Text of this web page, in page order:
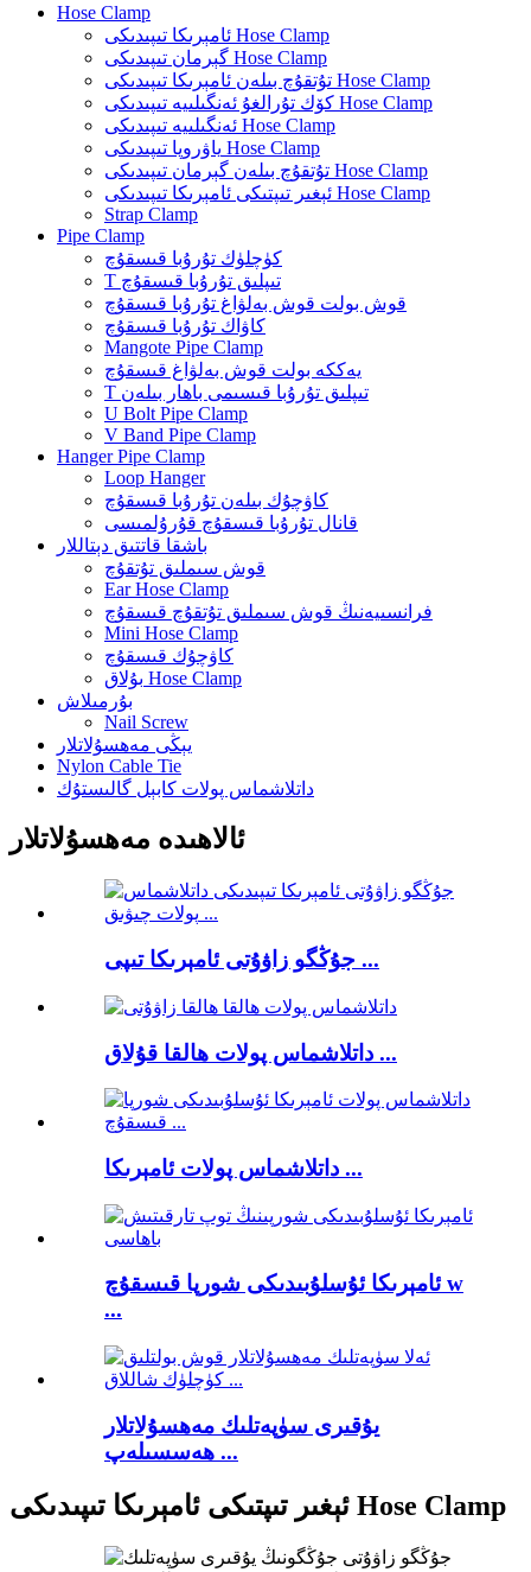
Hose Clamp
ئامېرىكا تىپىدىكى Hose Clamp
گېرمان تىپىدىكى Hose Clamp
تۇتقۇچ بىلەن ئامېرىكا تىپىدىكى Hose Clamp
كۆك تۇرالغۇ ئەنگىلىيە تىپىدىكى Hose Clamp
ئەنگىلىيە تىپىدىكى Hose Clamp
ياۋروپا تىپىدىكى Hose Clamp
تۇتقۇچ بىلەن گېرمان تىپىدىكى Hose Clamp
ئېغىر تىپتىكى ئامېرىكا تىپىدىكى Hose Clamp
Strap Clamp
Pipe Clamp
كۈچلۈك تۇرۇبا قىسقۇچ
T تىپلىق تۇرۇبا قىسقۇچ
قوش بولت قوش بەلۋاغ تۇرۇبا قىسقۇچ
كاۋاك تۇرۇبا قىسقۇچ
Mangote Pipe Clamp
يەككە بولت قوش بەلۋاغ قىسقۇچ
T تىپلىق تۇرۇبا قىسىمى باھار بىلەن
U Bolt Pipe Clamp
V Band Pipe Clamp
Hanger Pipe Clamp
Loop Hanger
كاۋچۇك بىلەن تۇرۇبا قىسقۇچ
قانال تۇرۇبا قىسقۇچ قۇرۇلمىسى
باشقا قاتتىق دېتاللار
قوش سىملىق تۇتقۇچ
Ear Hose Clamp
فرانسىيەنىڭ قوش سىملىق تۇتقۇچ قىسقۇچ
Mini Hose Clamp
كاۋچۇك قىسقۇچ
بۇلاق Hose Clamp
بۇرمىلاش
Nail Screw
يېڭى مەھسۇلاتلار
Nylon Cable Tie
داتلاشماس پولات كابېل گالىستۇك
ئالاھىدە مەھسۇلاتلار
جۇڭگو زاۋۇتى ئامېرىكا تىپى ...
داتلاشماس پولات ھالقا قۇلاق ...
داتلاشماس پولات ئامېرىكا ...
ئامېرىكا ئۇسلۇبىدىكى شورپا قىسقۇچ w
...
يۇقىرى سۈپەتلىك مەھسۇلاتلار
ھەسسىلەپ ...
ئېغىر تىپتىكى ئامېرىكا تىپىدىكى Hose Clamp